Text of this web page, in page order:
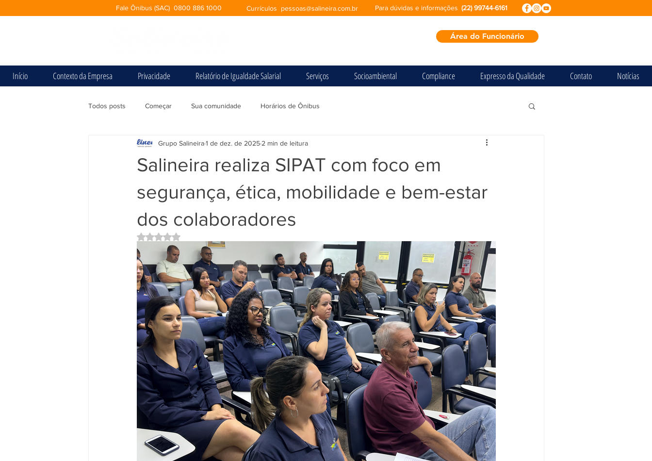
Fale Ônibus (SAC) 0800 886 1000 Currículos pessoas@salineira.com.br (22) 99744-6161
Para dúvidas e informações
Área do Funcionário
Início Contexto da Empresa Privacidade Relatório de Igualdade Salarial Serviços Socioambiental Compliance Expresso da Qualidade Contato Notícias
Todos posts Começar Sua comunidade Horários de Ônibus
Salineira realiza SIPAT com foco em
segurança, ética, mobilidade e bem-estar
dos colaboradores
Grupo Salineira1 de dez. de 2025 2 min de leitura
Avaliado com NaN de 5 estrelas.